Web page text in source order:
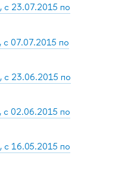
с 23.07.2015 по
с 07.07.2015 по
с 23.06.2015 по
с 02.06.2015 по
с 16.05.2015 по